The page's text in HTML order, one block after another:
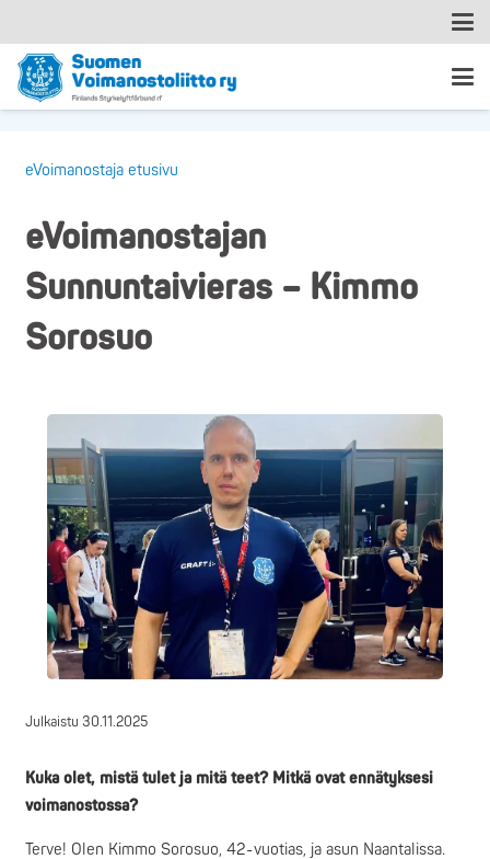
eVoimanostaja etusivu
eVoimanostajan
Sunnuntaivieras – Kimmo
Sorosuo
Julkaistu 30.11.2025
Kuka olet, mistä tulet ja mitä teet? Mitkä ovat ennätyksesi
voimanostossa?
Terve! Olen Kimmo Sorosuo, 42-vuotias, ja asun Naantalissa.